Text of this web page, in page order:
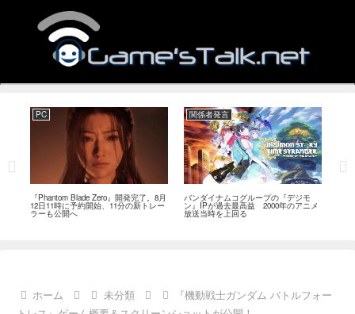
PC
『Phantom Blade Zero』開発完了。8月
12日11時に予約開始、11分の新トレー
ラーも公開へ
関係者発言
バンダイナムコグループの『デジモ
ン』IPが過去最高益 2000年のアニメ
放送当時を上回る
ホーム 未分類
『機動戦士ガンダム バトルフォー